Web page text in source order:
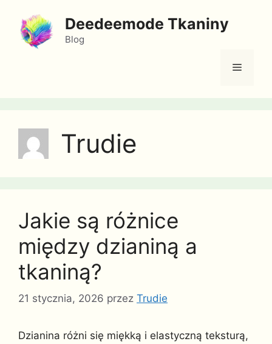
treści
Deedeemode Tkaniny
Blog
Menu
Trudie
Jakie są różnice
między dzianiną a
tkaniną?
21 stycznia, 2026 przez Trudie
Dzianina różni się miękką i elastyczną teksturą,